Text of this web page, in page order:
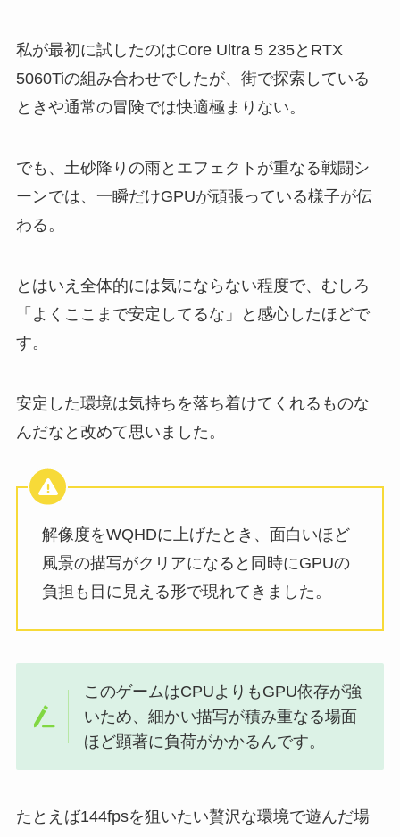
私が最初に試したのはCore Ultra 5 235とRTX
5060Tiの組み合わせでしたが、街で探索している
ときや通常の冒険では快適極まりない。
でも、土砂降りの雨とエフェクトが重なる戦闘シ
ーンでは、一瞬だけGPUが頑張っている様子が伝
わる。
とはいえ全体的には気にならない程度で、むしろ
「よくここまで安定してるな」と感心したほどで
す。
安定した環境は気持ちを落ち着けてくれるものな
んだなと改めて思いました。
解像度をWQHDに上げたとき、面白いほど
風景の描写がクリアになると同時にGPUの
負担も目に見える形で現れてきました。
このゲームはCPUよりもGPU依存が強
いため、細かい描写が積み重なる場面
ほど顕著に負荷がかかるんです。
たとえば144fpsを狙いたい贅沢な環境で遊んだ場